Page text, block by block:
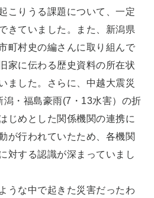
こりうる課題について、一定
きていました。また、新潟県
町村史の編さんに取り組んで
家に伝わる歴史資料の所在状
ました。さらに、中越大震災
・福島豪雨(7・13水害）の折
じめとした関係機関の連携に
が行われていたため、各機関
対する認識が深まっていまし
うな中で起きた災害だったわ